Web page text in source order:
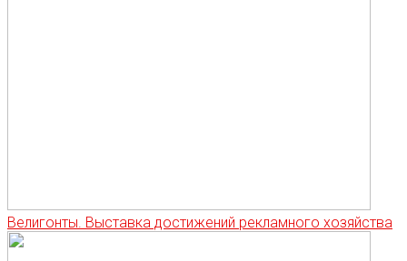
Велигонты. Выставка достижений рекламного хозяйства